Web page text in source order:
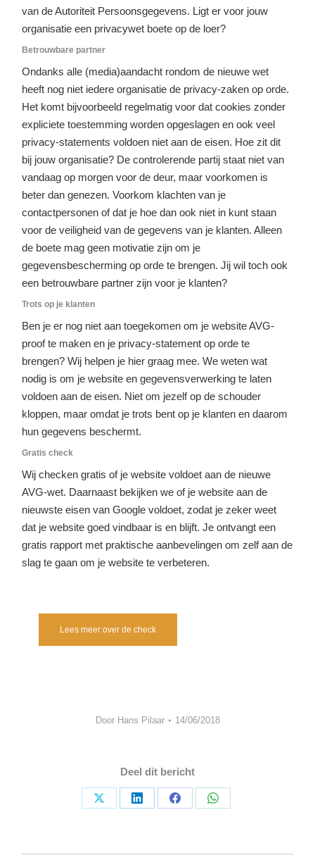
van de Autoriteit Persoonsgegevens. Ligt er voor jouw
organisatie een privacywet boete op de loer?
Betrouwbare partner
Ondanks alle (media)aandacht rondom de nieuwe wet
heeft nog niet iedere organisatie de privacy-zaken op orde.
Het komt bijvoorbeeld regelmatig voor dat cookies zonder
expliciete toestemming worden opgeslagen en ook veel
privacy-statements voldoen niet aan de eisen. Hoe zit dit
bij jouw organisatie? De controlerende partij staat niet van
vandaag op morgen voor de deur, maar voorkomen is
beter dan genezen. Voorkom klachten van je
contactpersonen of dat je hoe dan ook niet in kunt staan
voor de veiligheid van de gegevens van je klanten. Alleen
de boete mag geen motivatie zijn om je
gegevensbescherming op orde te brengen. Jij wil toch ook
een betrouwbare partner zijn voor je klanten?
Trots op je klanten
Ben je er nog niet aan toegekomen om je website AVG-
proof te maken en je privacy-statement op orde te
brengen? Wij helpen je hier graag mee. We weten wat
nodig is om je website en gegevensverwerking te laten
voldoen aan de eisen. Niet om jezelf op de schouder
kloppen, maar omdat je trots bent op je klanten en daarom
hun gegevens beschermt.
Gratis check
Wij checken gratis of je website voldoet aan de nieuwe
AVG-wet. Daarnaast bekijken we of je website aan de
nieuwste eisen van Google voldoet, zodat je zeker weet
dat je website goed vindbaar is en blijft. Je ontvangt een
gratis rapport met praktische aanbevelingen om zelf aan de
slag te gaan om je website te verbeteren.
Lees meer over de check
Door Hans Pilaar 14/06/2018
Deel dit bericht
Deel
Deel
Deel
Deel